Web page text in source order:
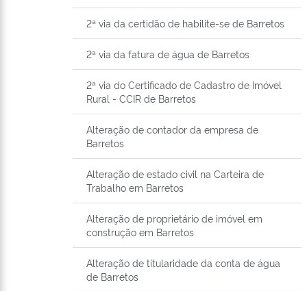
2ª via da certidão de habilite-se de Barretos
2ª via da fatura de água de Barretos
2ª via do Certificado de Cadastro de Imóvel
Rural - CCIR de Barretos
Alteração de contador da empresa de
Barretos
Alteração de estado civil na Carteira de
Trabalho em Barretos
Alteração de proprietário de imóvel em
construção em Barretos
Alteração de titularidade da conta de água
de Barretos